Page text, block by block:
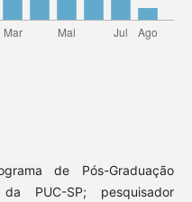
de Pós-Graduação
PUC-SP; pesquisador